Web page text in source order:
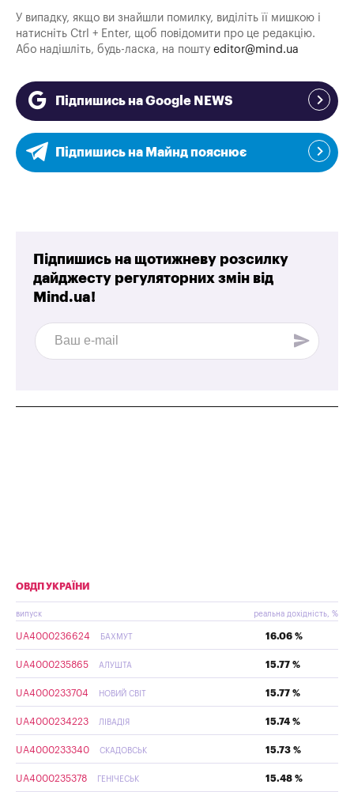
У випадку, якщо ви знайшли помилку, виділіть її мишкою і
натисніть Ctrl + Enter, щоб повідомити про це редакцію.
Або надішліть, будь-ласка, на пошту editor@mind.ua
Підпишись на Google NEWS
Підпишись на Майнд пояснює
Підпишись на щотижневу розсилку
дайджесту регуляторних змін від
Mind.ua!
ОВДП УКРАЇНИ
випуск реальна дохідність, %
UA4000236624 БАХМУТ 16.06 %
UA4000235865 АЛУШТА 15.77 %
UA4000233704 НОВИЙ СВІТ 15.77 %
UA4000234223 ЛІВАДІЯ 15.74 %
UA4000233340 СКАДОВСЬК 15.73 %
UA4000235378 ГЕНІЧЕСЬК 15.48 %